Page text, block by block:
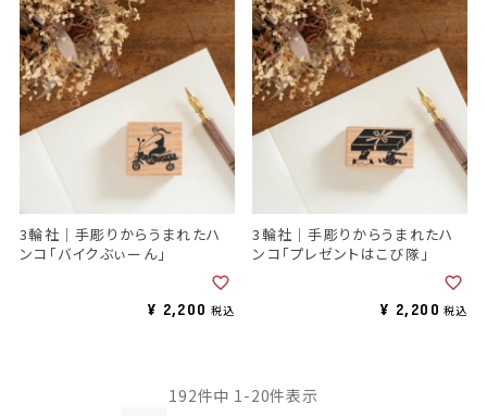
3輪社｜手彫りからうまれたハ
ンコ「バイクぶぃーん」
¥ 2,200 税込
3輪社｜手彫りからうまれたハ
ンコ「プレゼントはこび隊」
¥ 2,200 税込
192件中 1 -20件表示